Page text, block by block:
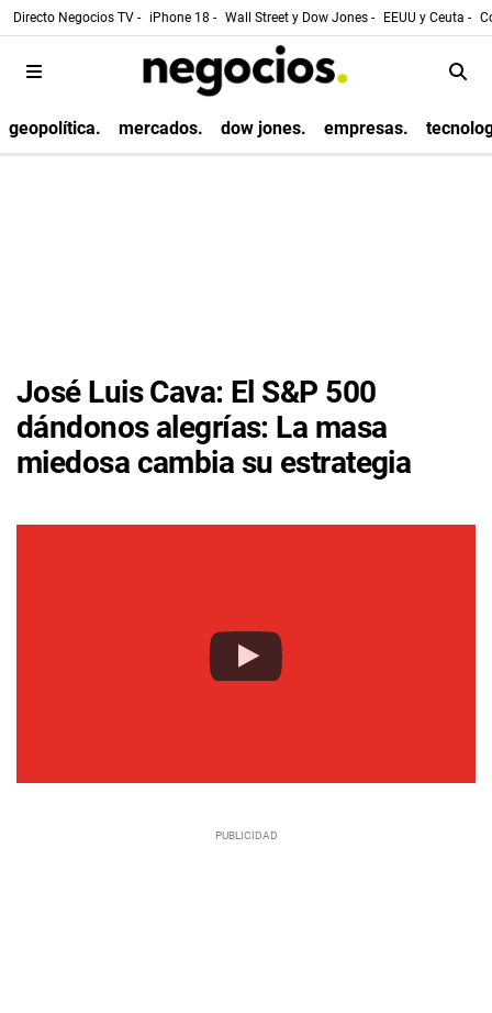
Directo Negocios TV - iPhone 18 - Wall Street y Dow Jones - EEUU y Ceuta -
geopolítica. mercados. dow jones. empresas.
José Luis Cava: El S&P 500
dándonos alegrías: La masa
miedosa cambia su estrategia